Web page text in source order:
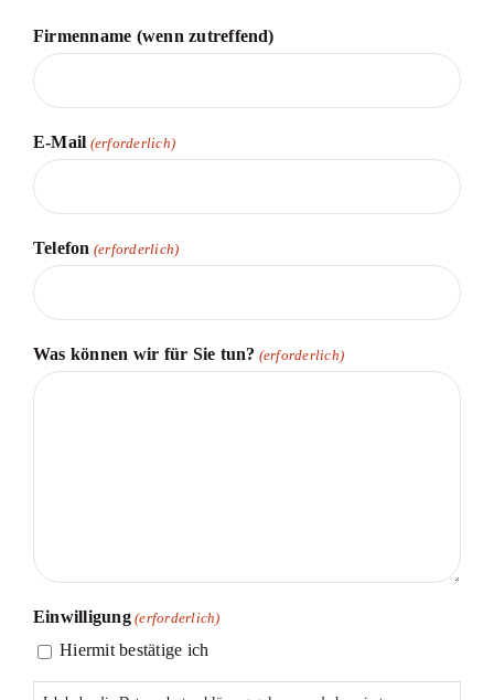
Firmenname (wenn zutreffend)
E-Mail (erforderlich)
Telefon (erforderlich)
Was können wir für Sie tun? (erforderlich)
Einwilligung (erforderlich)
Hiermit bestätige ich